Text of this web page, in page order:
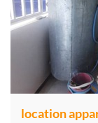
location